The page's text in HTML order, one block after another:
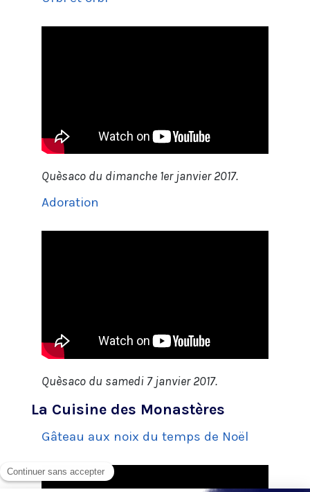
Quèsaco du dimanche 1er janvier 2017.
Adoration
Quèsaco du samedi 7 janvier 2017.
La Cuisine des Monastères
Gâteau aux noix du temps de Noël